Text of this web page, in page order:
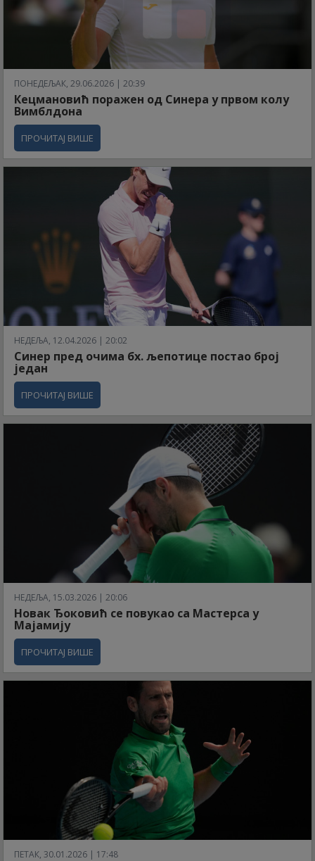
ПОНЕДЕЉАК, 29.06.2026 | 20:39
Кецмановић поражен од Синера у првом колу
Вимблдона
ПРОЧИТАЈ ВИШЕ
НЕДЕЉА, 12.04.2026 | 20:02
Синер пред очима бх. љепотице постао број
један
ПРОЧИТАЈ ВИШЕ
НЕДЕЉА, 15.03.2026 | 20:06
Новак Ђоковић се повукао са Мастерса у
Мајамију
ПРОЧИТАЈ ВИШЕ
ПЕТАК, 30.01.2026 | 17:48